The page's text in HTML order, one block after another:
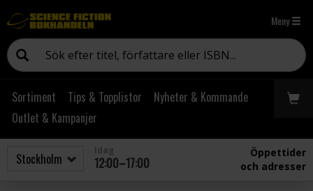
Meny
Sortiment Tips & Topplistor
Nyheter & Kommande
Outlet & Kampanjer
12:00–17:00
Öppettider
och adresser